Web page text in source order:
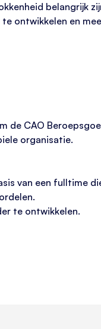
belangrijk
ontwikkelen en
de CAO
organisatie.
van een fulltime
te ontwikkelen.